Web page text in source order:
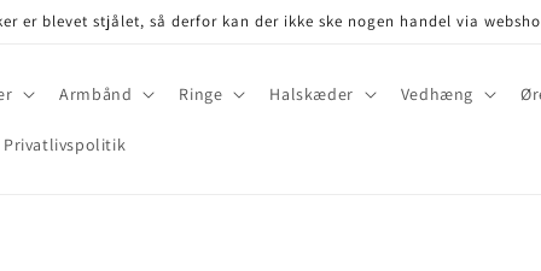
er blevet stjålet, så derfor kan der ikke ske nogen handel via
Armbånd Ringe Halskæder Vedhæng
Privatlivspolitik